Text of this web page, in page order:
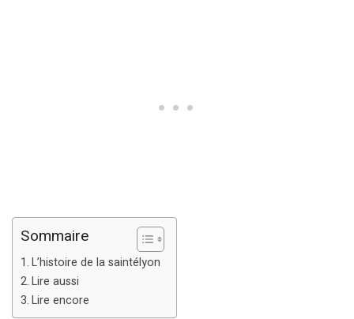
Sommaire
L’histoire de la saintélyon
Lire aussi
Lire encore